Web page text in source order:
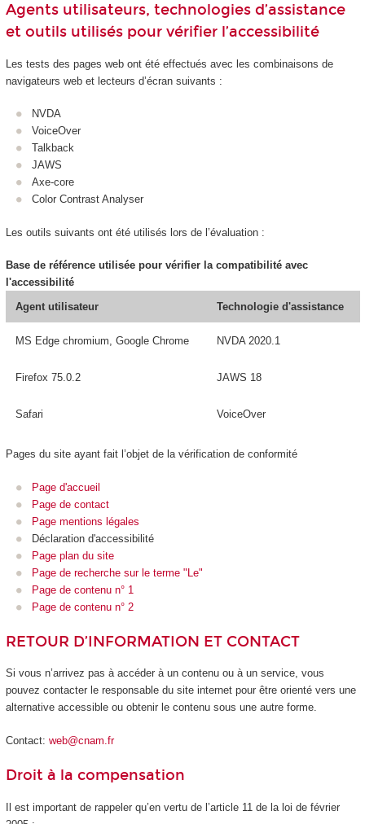
Agents utilisateurs, technologies d’assistance
et outils utilisés pour vérifier l’accessibilité
Les tests des pages web ont été effectués avec les combinaisons de
navigateurs web et lecteurs d’écran suivants :
NVDA
VoiceOver
Talkback
JAWS
Axe-core
Color Contrast Analyser
Les outils suivants ont été utilisés lors de l’évaluation :
Base de référence utilisée pour vérifier la compatibilité avec
l'accessibilité
Agent utilisateur
Technologie d'assistance
MS Edge chromium, Google Chrome NVDA 2020.1
Firefox 75.0.2 JAWS 18
Safari VoiceOver
Pages du site ayant fait l’objet de la vérification de conformité
Page d'accueil
Page de contact
Page mentions légales
Déclaration d'accessibilité
Page plan du site
Page de recherche sur le terme "Le"
Page de contenu n° 1
Page de contenu n° 2
RETOUR D’INFORMATION ET CONTACT
Si vous n’arrivez pas à accéder à un contenu ou à un service, vous
pouvez contacter le responsable du site internet pour être orienté vers une
alternative accessible ou obtenir le contenu sous une autre forme.
Contact: web@cnam.fr
Droit à la compensation
Il est important de rappeler qu’en vertu de l’article 11 de la loi de février